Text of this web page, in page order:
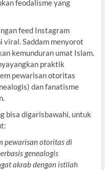
feodalisme yang
feed Instagram
viral. Saddam menyorot
kemunduran umat Islam.
praktik
pewarisan otoritas
dan fanatisme
bisa digarisbawahi, untuk
pewarisan otoritas di
genealogis
akrab dengan istilah